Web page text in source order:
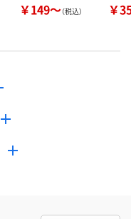
￥149～（税込） ￥